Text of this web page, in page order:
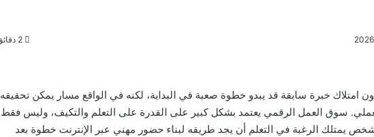
امتلاك خبرة سابقة قد يبدو خطوة صعبة في البداية، لكنه في الواقع مسار يمكن تحقيقه
سوق العمل الرقمي يعتمد بشكل كبير على القدرة على التعلم والتكيف، وليس فقط
يمتلك الرغبة في التعلم أن يجد طريقه لبناء حضور مهني عبر الإنترنت خطوة بعد